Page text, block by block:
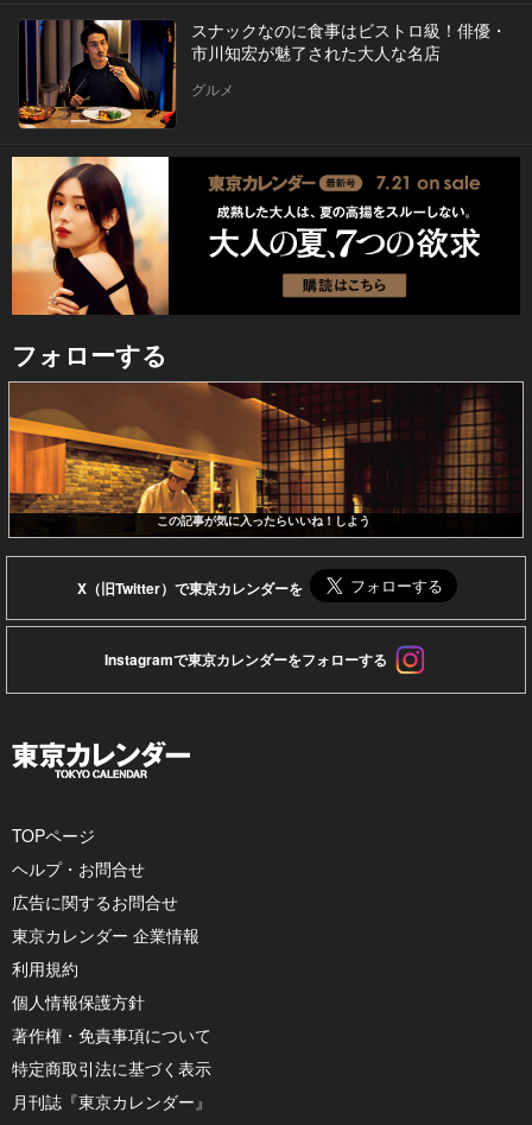
スナックなのに食事はビストロ級！俳優・
市川知宏が魅了された大人な名店
グルメ
フォローする
この記事が気に入ったらいいね！しよう
X（旧Twitter）で東京カレンダーを
Instagramで東京カレンダーをフォローする
TOPページ
ヘルプ・お問合せ
広告に関するお問合せ
東京カレンダー 企業情報
利用規約
個人情報保護方針
著作権・免責事項について
特定商取引法に基づく表示
月刊誌『東京カレンダー』